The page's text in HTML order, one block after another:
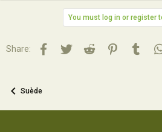
You must log in or register
Share: Facebook
TwitterReddit Pinterest
Suède